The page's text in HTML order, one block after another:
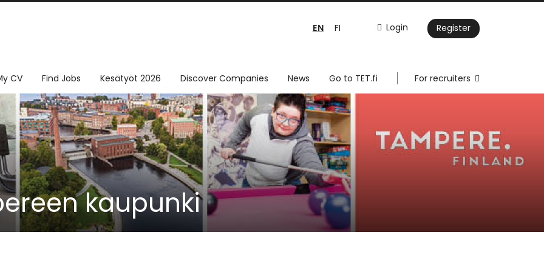
Login Register
EN FI
CV Find Jobs Kesätyöt 2026 Discover Companies News Go to TET.fi For recruiters
kaupunki